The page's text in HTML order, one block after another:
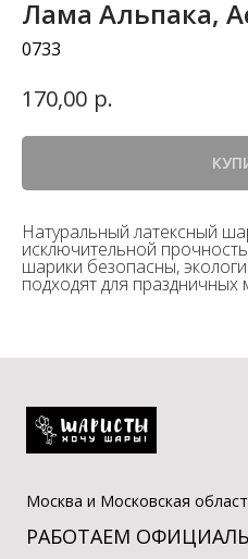
Лама Альпака,
0733
170,00 р.
Натуральный латексный
исключительной
шарики безопасны,
подходят для праздничных
Москва и Московская
РАБОТАЕМ